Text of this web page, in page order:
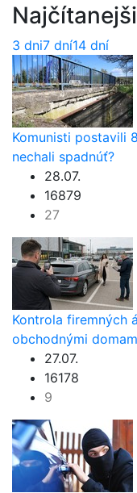
3 dni7 dní14 dní
Komunisti postavili
nechali spadnúť?
28.07.
16879
27
Kontrola firemných
obchodnými
27.07.
16178
9